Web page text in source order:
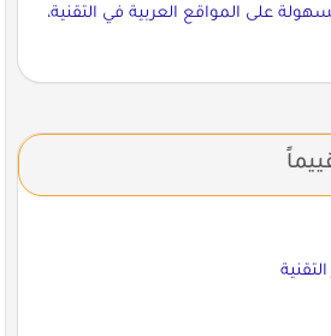
على المواقع العربية في التقنية،